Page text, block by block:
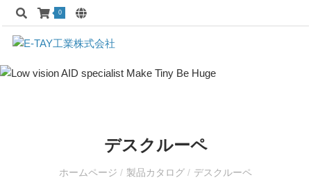
0
デスクルーペ
ホームページ/ 製品カタログ / デスクルーペ